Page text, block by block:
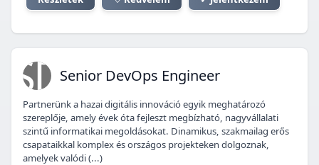
SDSenior DevOps Engineer
Partnerünk a hazai digitális innováció egyik meghatározó
szereplője, amely évek óta fejleszt megbízható, nagyvállalati
szintű informatikai megoldásokat. Dinamikus, szakmailag erős
csapataikkal komplex és országos projekteken dolgoznak,
amelyek valódi (...)